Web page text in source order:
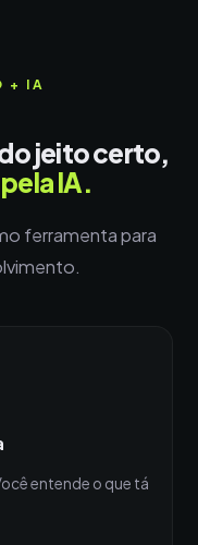
+ IA
jeito certo,
IA.
ferramenta para
entende o que tá